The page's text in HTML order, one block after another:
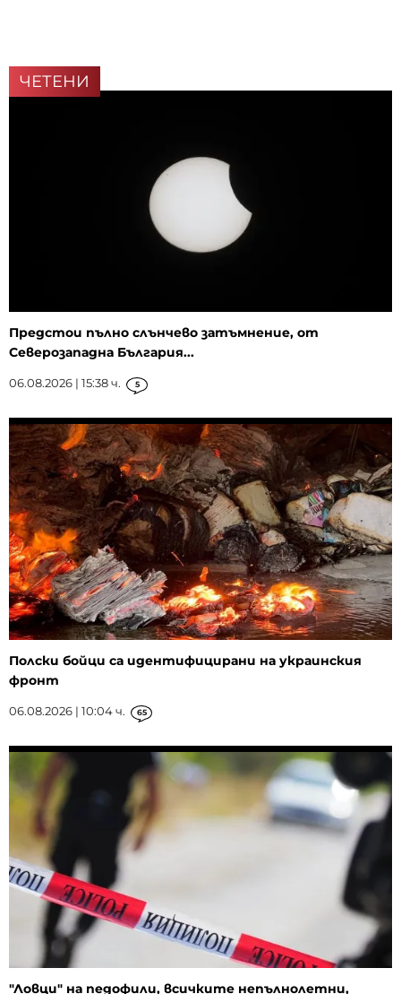
ЧЕТЕНИ
Предстои пълно слънчево затъмнение, от
Северозападна България...
06.08.2026 | 15:38 ч. 5
Полски бойци са идентифицирани на украинския
фронт
06.08.2026 | 10:04 ч. 65
"Ловци" на педофили, всичките непълнолетни,